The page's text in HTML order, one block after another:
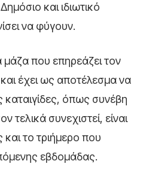
και ιδιωτικό
να φύγουν.
που επηρεάζει τον
έχει ως αποτέλεσμα να
καταιγίδες, όπως συνέβη
τελικά συνεχιστεί, είναι
το τριήμερο που
εβδομάδας.